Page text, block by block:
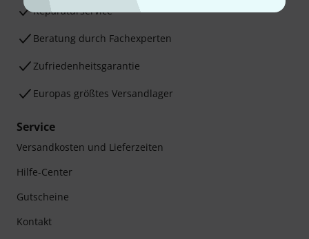
Reparaturservice
Beratung durch Fachexperten
Zufriedenheitsgarantie
Europas größtes Versandlager
Service
Versandkosten und Lieferzeiten
Hilfe-Center
Gutscheine
Kontakt